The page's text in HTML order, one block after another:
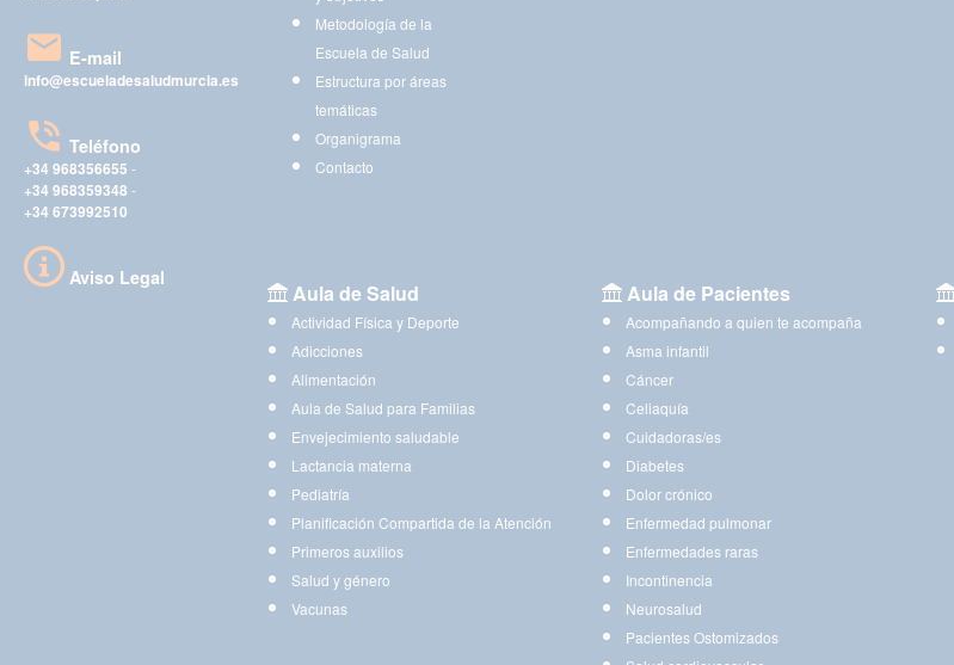
E-mail
info@escueladesaludmurcia.es
Teléfono
+34 968356655 -
+34 968359348 -
+34 673992510
Aviso Legal
Metodología de la
Escuela de Salud
Estructura por áreas
temáticas
Organigrama
Contacto
Aula de Salud
Actividad Física y Deporte
Adicciones
Alimentación
Aula de Salud para Familias
Envejecimiento saludable
Lactancia materna
Pediatría
Planificación Compartida de la Atención
Primeros auxilios
Salud y género
Vacunas
Aula de Pacientes
Acompañando a quien te acompaña
Asma infantil
Cáncer
Celiaquía
Cuidadoras/es
Diabetes
Dolor crónico
Enfermedad pulmonar
Enfermedades raras
Incontinencia
Neurosalud
Pacientes Ostomizados